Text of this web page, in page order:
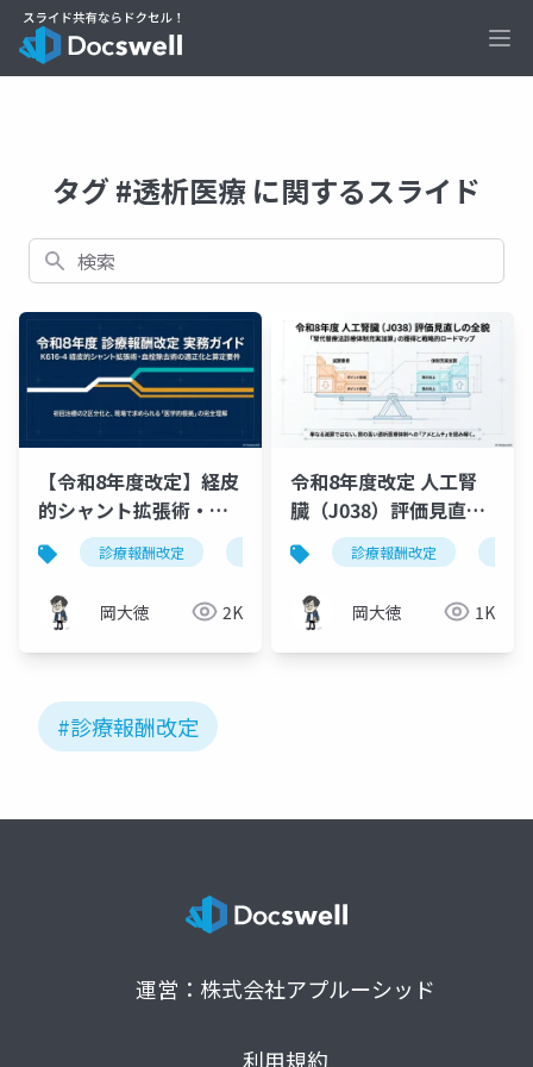
タグ #透析医療 に関するスライド
検索
【令和8年度改定】経皮
的シャント拡張術・血
栓除去術（K616-4）の
適正化｜初回2区分化と
算定要件を図解
診療報酬改定 令和8年度改定 透析医療
岡大徳 2K
令和8年度改定 人工腎
臓（J038）評価見直し
の全貌｜腎代替療法診
療体制充実加算の獲得
戦略
診療報酬改定
岡大徳 1K
#診療報酬改定
運営：株式会社アプルーシッド
利用規約